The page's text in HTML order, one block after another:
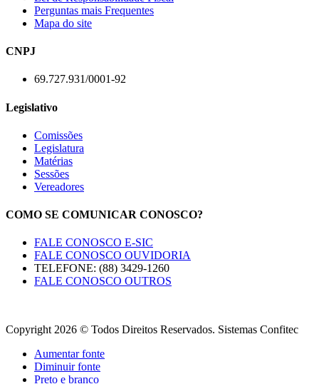
Perguntas mais Frequentes
Mapa do site
CNPJ
69.727.931/0001-92
Legislativo
Comissões
Legislatura
Matérias
Sessões
Vereadores
COMO SE COMUNICAR CONOSCO?
FALE CONOSCO E-SIC
FALE CONOSCO OUVIDORIA
TELEFONE: (88) 3429-1260
FALE CONOSCO OUTROS
Copyright 2026 © Todos Direitos Reservados. Sistemas Confitec
Aumentar fonte
Diminuir fonte
Preto e branco